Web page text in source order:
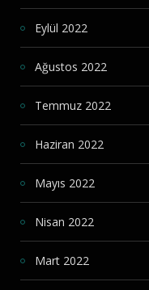
Eylül 2022
Ağustos 2022
Temmuz 2022
Haziran 2022
Mayıs 2022
Nisan 2022
Mart 2022